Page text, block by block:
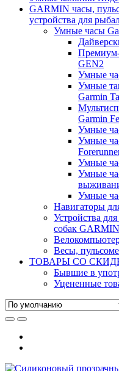
GARMIN часы,
устройства для
Умные часы
GEN2
Умные
Умные
Garmin
Garmin
Умные
Умные
Умные
Умные
Умные
Навигаторы
Устройства
собак GARMIN
Весы,
ТОВАРЫ СО
Бывшие в
Уцененные